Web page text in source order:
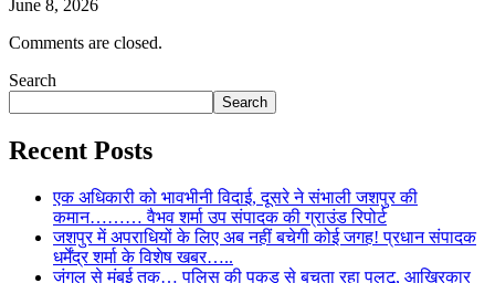
June 8, 2026
Comments are closed.
Search
Search
Recent Posts
एक अधिकारी को भावभीनी विदाई, दूसरे ने संभाली जशपुर की
कमान……… वैभव शर्मा उप संपादक की ग्राउंड रिपोर्ट
जशपुर में अपराधियों के लिए अब नहीं बचेगी कोई जगह! प्रधान संपादक
धर्मेंद्र शर्मा के विशेष खबर…..
जंगल से मुंबई तक… पुलिस की पकड़ से बचता रहा पलटू, आखिरकार